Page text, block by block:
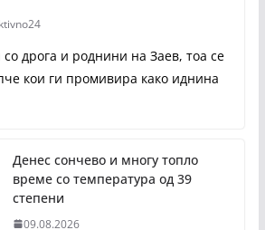
дрога и роднини на Заев, тоа се
кои ги промивира како иднина
Денес сончево и многу топло
време со температура од 39
степени
09.08.2026